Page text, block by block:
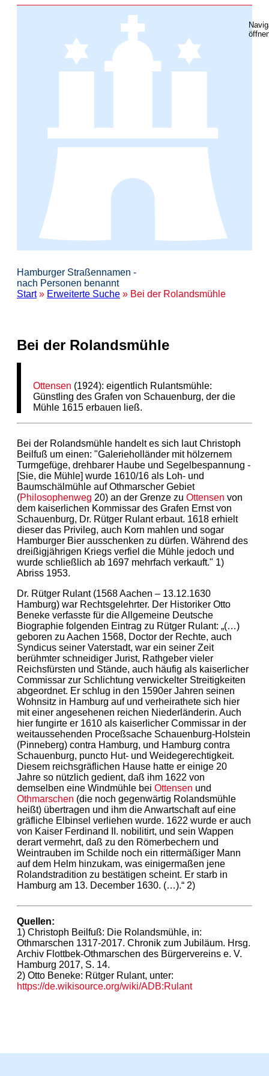
Hamburger Straßennamen -
nach Personen benannt
Start» Erweiterte Suche » Bei der Rolandsmühle
Bei der Rolandsmühle
Ottensen (1924): eigentlich Rulantsmühle:
Günstling des Grafen von Schauenburg, der die
Mühle 1615 erbauen ließ.
Bei der Rolandsmühle handelt es sich laut Christoph
Beilfuß um einen: "Galerieholländer mit hölzernem
Turmgefüge, drehbarer Haube und Segelbespannung -
[Sie, die Mühle] wurde 1610/16 als Loh- und
Baumschälmühle auf Othmarscher Gebiet
(Philosophenweg 20) an der Grenze zu Ottensen von
dem kaiserlichen Kommissar des Grafen Ernst von
Schauenburg, Dr. Rütger Rulant erbaut. 1618 erhielt
dieser das Privileg, auch Korn mahlen und sogar
Hamburger Bier ausschenken zu dürfen. Während des
dreißigjährigen Kriegs verfiel die Mühle jedoch und
wurde schließlich ab 1697 mehrfach verkauft." 1)
Abriss 1953.
Dr. Rütger Rulant (1568 Aachen – 13.12.1630
Hamburg) war Rechtsgelehrter. Der Historiker Otto
Beneke verfasste für die Allgemeine Deutsche
Biographie folgenden Eintrag zu Rütger Rulant: „(…)
geboren zu Aachen 1568, Doctor der Rechte, auch
Syndicus seiner Vaterstadt, war ein seiner Zeit
berühmter schneidiger Jurist, Rathgeber vieler
Reichsfürsten und Stände, auch häufig als kaiserlicher
Commissar zur Schlichtung verwickelter Streitigkeiten
abgeordnet. Er schlug in den 1590er Jahren seinen
Wohnsitz in Hamburg auf und verheirathete sich hier
mit einer angesehenen reichen Niederländerin. Auch
hier fungirte er 1610 als kaiserlicher Commissar in der
weitaussehenden Proceßsache Schauenburg-Holstein
(Pinneberg) contra Hamburg, und Hamburg contra
Schauenburg, puncto Hut- und Weidegerechtigkeit.
Diesem reichsgräflichen Hause hatte er einige 20
Jahre so nützlich gedient, daß ihm 1622 von
demselben eine Windmühle bei Ottensen und
Othmarschen (die noch gegenwärtig Rolandsmühle
heißt) übertragen und ihm die Anwartschaft auf eine
gräfliche Elbinsel verliehen wurde. 1622 wurde er auch
von Kaiser Ferdinand II. nobilitirt, und sein Wappen
derart vermehrt, daß zu den Römerbechern und
Weintrauben im Schilde noch ein rittermäßiger Mann
auf dem Helm hinzukam, was einigermaßen jene
Rolandstradition zu bestätigen scheint. Er starb in
Hamburg am 13. December 1630. (…).“ 2)
Quellen:
1) Christoph Beilfuß: Die Rolandsmühle, in:
Othmarschen 1317-2017. Chronik zum Jubiläum. Hrsg.
Archiv Flottbek-Othmarschen des Bürgervereins e. V.
Hamburg 2017, S. 14.
2) Otto Beneke: Rütger Rulant, unter:
https://de.wikisource.org/wiki/ADB:Rulant